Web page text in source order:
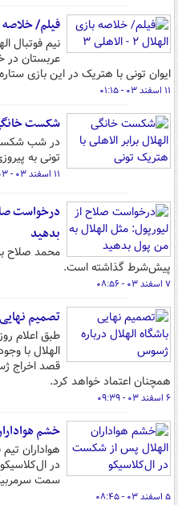
فیلم/ خلاصه بازی
نیم فوتبال
عربستان در
ایوان تونی با هتریک در این بازی
۱۱ اسفند ۰۳ - ۰۱:۱۵
شکست خانگی
در شب شکست
تونی به
۱۱ اسفند ۰۳ - ۰۱:۰۳
درخواست
بدهید
محمد صلاح
پیش‌شرط گذاشته است.
۷ اسفند ۰۳ - ۰۸:۵۶
تصمیم
طبق اعلام
الهلال با
قصد اخراج
همچنان اعتماد خواهد کرد.
۶ اسفند ۰۳ - ۰۹:۳۹
خشم
هواداران
در
سمت
۵ اسفند ۰۳ - ۰۸:۴۵